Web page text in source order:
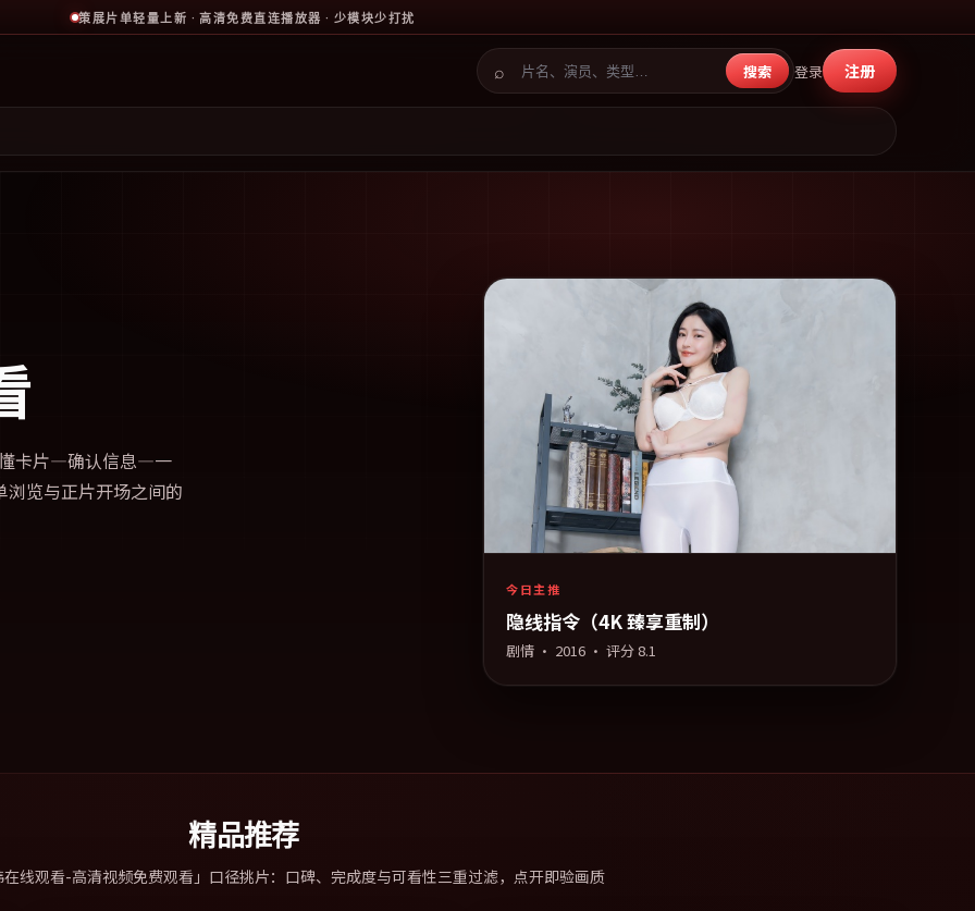
策展片单轻量上新 · 高清免费直连播放器 · 少模块少打扰
⌕ 搜索 登录 注册
卡片—确认信息—一
览与正片开场之间的
今日主推
隐线指令（4K 臻享重制）
剧情· 2016· 评分 8.1
精品推荐
线观看-高清视频免费观看」口径挑片：口碑、完成度与可看性三重过滤，点开即验画质